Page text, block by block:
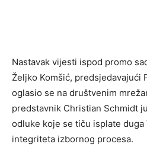
Nastavak vijesti ispod promo
Željko Komšić, predsjedavajući
oglasio se na društvenim
predstavnik Christian Schmidt
odluke koje se tiču isplate duga
integriteta izbornog procesa.